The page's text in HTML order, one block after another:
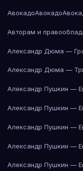
АвокадоАвокадо
Авторам и
Александр Дюма —
Александр Дюма —
Александр Пушкин —
Александр Пушкин —
Александр Пушкин —
Александр Пушкин —
Александр Пушкин —